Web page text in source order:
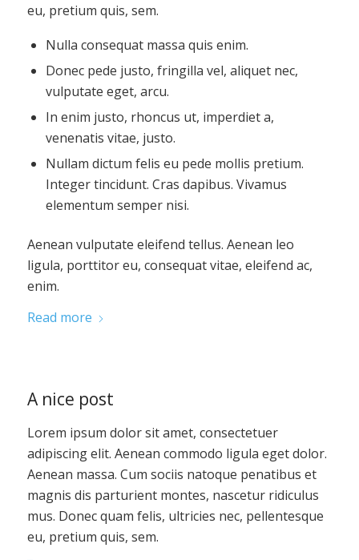
eu, pretium quis, sem.
Nulla consequat massa quis enim.
Donec pede justo, fringilla vel, aliquet nec,
vulputate eget, arcu.
In enim justo, rhoncus ut, imperdiet a,
venenatis vitae, justo.
Nullam dictum felis eu pede mollis pretium.
Integer tincidunt. Cras dapibus. Vivamus
elementum semper nisi.
Aenean vulputate eleifend tellus. Aenean leo
ligula, porttitor eu, consequat vitae, eleifend ac,
enim.
Read more
A nice post
Lorem ipsum dolor sit amet, consectetuer
adipiscing elit. Aenean commodo ligula eget dolor.
Aenean massa. Cum sociis natoque penatibus et
magnis dis parturient montes, nascetur ridiculus
mus. Donec quam felis, ultricies nec, pellentesque
eu, pretium quis, sem.